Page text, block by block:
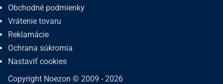
Obchodné podmienky
Vrátenie tovaru
Reklamácie
Ochrana súkromia
Nastaviť cookies
Copyright Noezon © 2009 - 2026